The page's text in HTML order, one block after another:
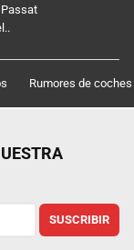
Rumores de coches
SUSCRIBIR